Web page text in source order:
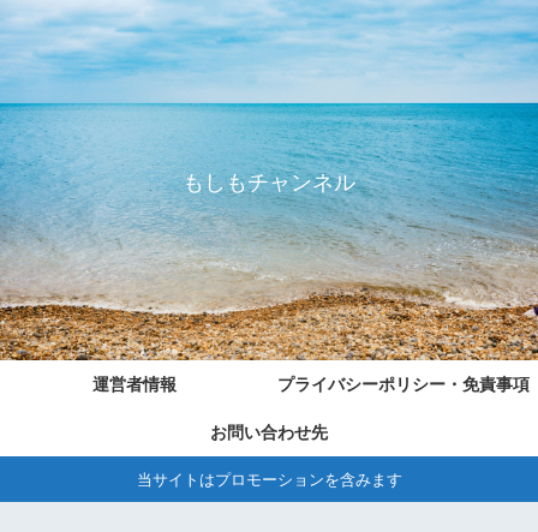
もしもチャンネル
運営者情報 プライバシーポリシー・免責事項
お問い合わせ先
当サイトはプロモーションを含みます